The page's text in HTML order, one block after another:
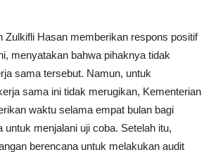
Zulkifli Hasan memberikan respons positif
menyatakan bahwa pihaknya tidak
sama tersebut. Namun, untuk
sama ini tidak merugikan, Kementerian
waktu selama empat bulan bagi
untuk menjalani uji coba. Setelah itu,
berencana untuk melakukan audit